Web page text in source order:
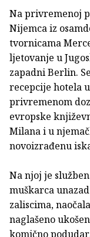
Na privremenoj
Nijemca iz
tvornicama
ljetovanje u
zapadni Berlin.
recepcije hotela
privremenom
evropske
Milana i u
novoizrađenu
Na njoj je
muškarca
zaliscima,
naglašeno
komično